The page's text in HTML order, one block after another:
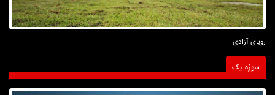
رویای آزادی
سوژه یک